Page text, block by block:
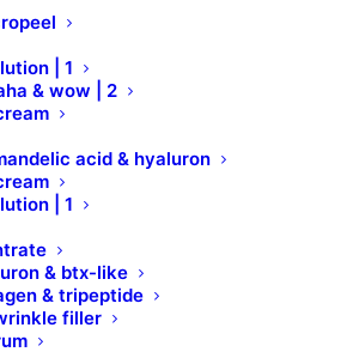
| 1
& wow | 2
acid & hyaluron
| 1
& btx-like
& tripeptide
filler